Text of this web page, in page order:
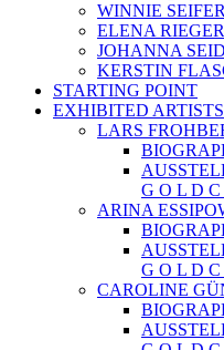
WINNIE
ELENA RIEGER
JOHANNA
KERSTIN
STARTING POINT
EXHIBITED ARTISTS
LARS
G O L D
ARINA
G O L D
CAROLINE